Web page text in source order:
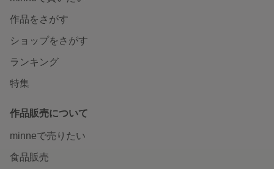
作品をさがす
ショップをさがす
ランキング
特集
作品販売について
minneで売りたい
食品販売